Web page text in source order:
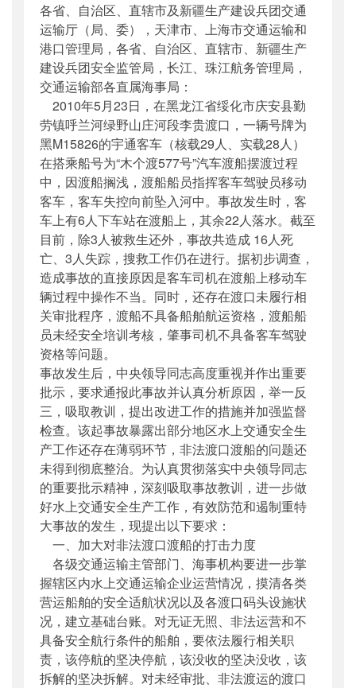
公开日期：2011年04月12日
主题词 ： 黑龙江省;绥化市;水上交通;运输部;
机构分类：安全与质量监督管理司
主题分类：安全质量
公文类型：部文件
各省、自治区、直辖市及新疆生产建设兵团交通
运输厅（局、委），天津市、上海市交通运输和
港口管理局，各省、自治区、直辖市、新疆生产
建设兵团安全监管局，长江、珠江航务管理局，
交通运输部各直属海事局：
2010年5月23日，在黑龙江省绥化市庆安县勤
劳镇呼兰河绿野山庄河段李贵渡口，一辆号牌为
黑M15826的宇通客车（核载29人、实载28人）
在搭乘船号为“木个渡577号”汽车渡船摆渡过程
中，因渡船搁浅，渡船船员指挥客车驾驶员移动
客车，客车失控向前坠入河中。事故发生时，客
车上有6人下车站在渡船上，其余22人落水。截至
目前，除3人被救生还外，事故共造成 16人死
亡、3人失踪，搜救工作仍在进行。据初步调查，
造成事故的直接原因是客车司机在渡船上移动车
辆过程中操作不当。同时，还存在渡口未履行相
关审批程序，渡船不具备船舶航运资格，渡船船
员未经安全培训考核，肇事司机不具备客车驾驶
资格等问题。
事故发生后，中央领导同志高度重视并作出重要
批示，要求通报此事故并认真分析原因，举一反
三，吸取教训，提出改进工作的措施并加强监督
检查。该起事故暴露出部分地区水上交通安全生
产工作还存在薄弱环节，非法渡口渡船的问题还
未得到彻底整治。为认真贯彻落实中央领导同志
的重要批示精神，深刻吸取事故教训，进一步做
好水上交通安全生产工作，有效防范和遏制重特
大事故的发生，现提出以下要求：
一、加大对非法渡口渡船的打击力度
各级交通运输主管部门、海事机构要进一步掌
握辖区内水上交通运输企业运营情况，摸清各类
营运船舶的安全适航状况以及各渡口码头设施状
况，建立基础台账。对无证无照、非法运营和不
具备安全航行条件的船舶，要依法履行相关职
责，该停航的坚决停航，该没收的坚决没收，该
拆解的坚决拆解。对未经审批、非法渡运的渡口